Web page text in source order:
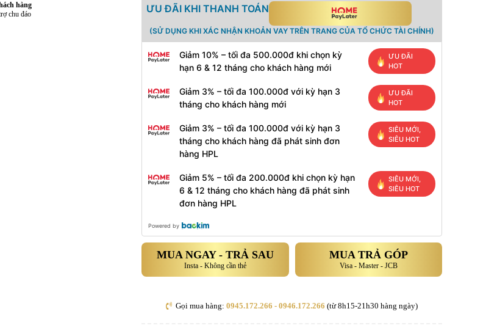
hàng
chu đáo
ƯU ĐÃI KHI THANH TOÁN
(SỬ DỤNG KHI XÁC NHẬN KHOẢN VAY TRÊN TRANG CỦA TỔ CHỨC TÀI CHÍNH)
Giảm 10% – tối đa 500.000đ khi chọn kỳ
hạn 6 & 12 tháng cho khách hàng mới
ƯU ĐÃI
HOT
Giảm 3% – tối đa 100.000đ với kỳ hạn 3
tháng cho khách hàng mới
ƯU ĐÃI
HOT
Giảm 3% – tối đa 100.000đ với kỳ hạn 3
tháng cho khách hàng đã phát sinh đơn
hàng HPL
SIÊU MỚI,
SIÊU HOT
Giảm 5% – tối đa 200.000đ khi chọn kỳ hạn
6 & 12 tháng cho khách hàng đã phát sinh
đơn hàng HPL
SIÊU MỚI,
SIÊU HOT
Powered by
MUA NGAY - TRẢ SAU
Insta - Không cần thẻ
MUA TRẢ GÓP
Visa - Master - JCB
Gọi mua hàng: 0945.172.266 - 0946.172.266 (từ 8h15-21h30 hàng ngày)